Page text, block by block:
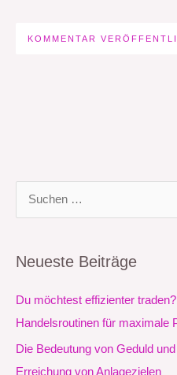
h
e
n
Neueste Beiträge
Du möchtest effizienter
Handelsroutinen für maximale
Die Bedeutung von Geduld
Erreichung von Anlagezielen